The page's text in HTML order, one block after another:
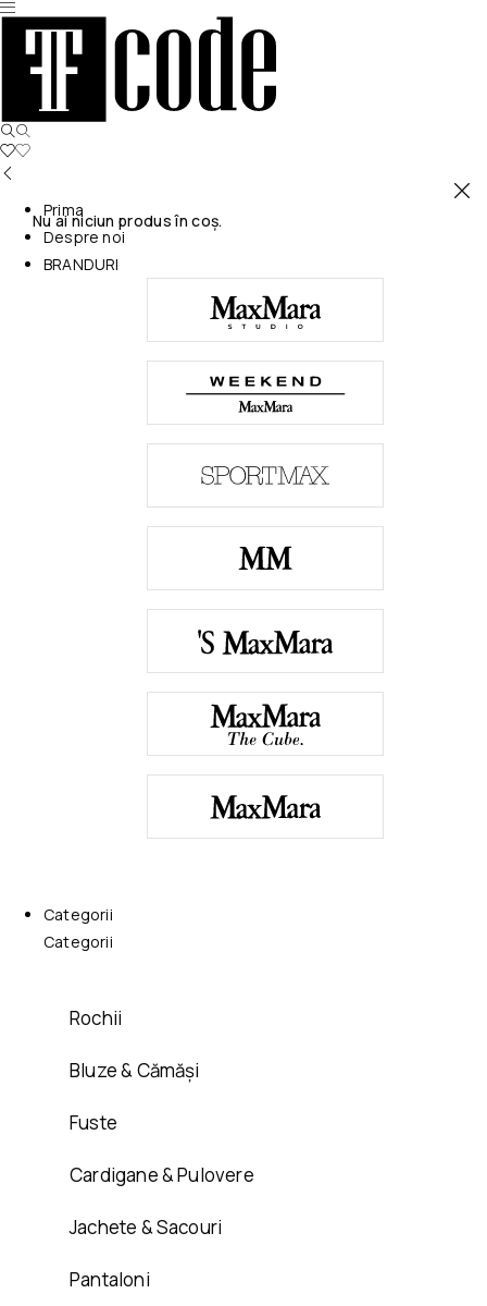
Nu ai niciun produs în coș.
Prima
Despre noi
BRANDURI
Categorii
Categorii
Rochii
Bluze & Cămăși
Fuste
Cardigane & Pulovere
Jachete & Sacouri
Pantaloni